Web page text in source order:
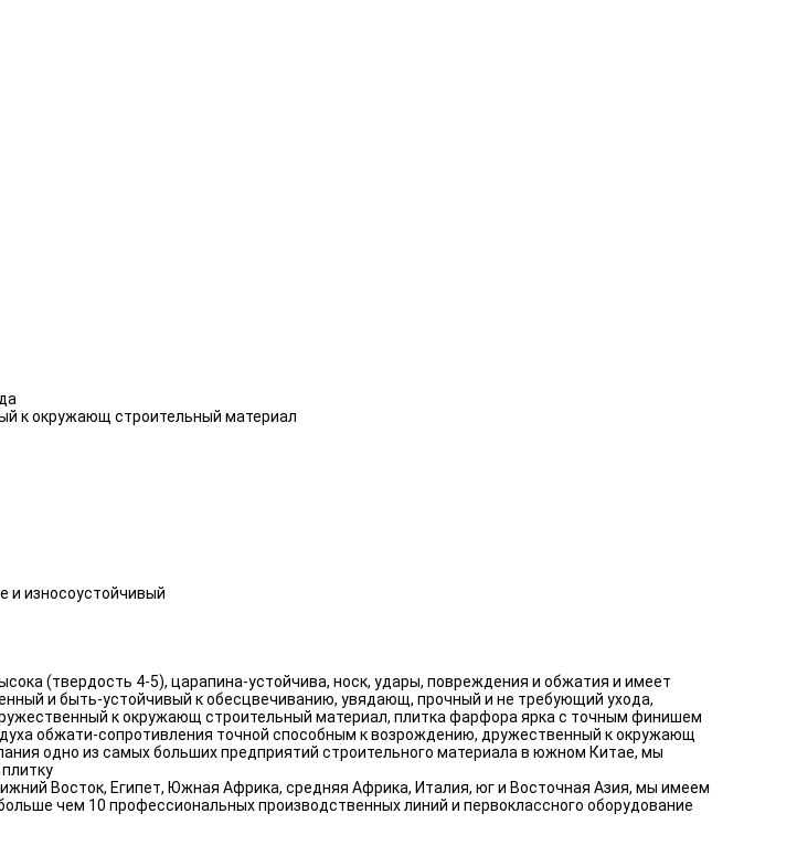
к окружающ строительный материал
и износоустойчивый
(твердость 4-5), царапина-устойчива, носк, удары, повреждения и обжатия и имеет
и быть-устойчивый к обесцвечиванию, увядающ, прочный и не требующий ухода,
к окружающ строительный материал, плитка фарфора ярка с точным финишем
обжати-сопротивления точной способным к возрождению, дружественный к окружающ
одно из самых больших предприятий строительного материала в южном Китае, мы
Восток, Египет, Южная Африка, средняя Африка, Италия, юг и Восточная Азия, мы имеем
чем 10 профессиональных производственных линий и первоклассного оборудование